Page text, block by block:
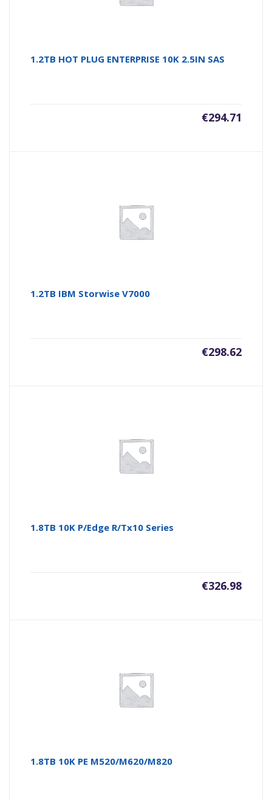
1.2TB HOT PLUG ENTERPRISE 10K 2.5IN SAS
€294.71
1.2TB IBM Storwise V7000
€298.62
1.8TB 10K P/Edge R/Tx10 Series
€326.98
1.8TB 10K PE M520/M620/M820